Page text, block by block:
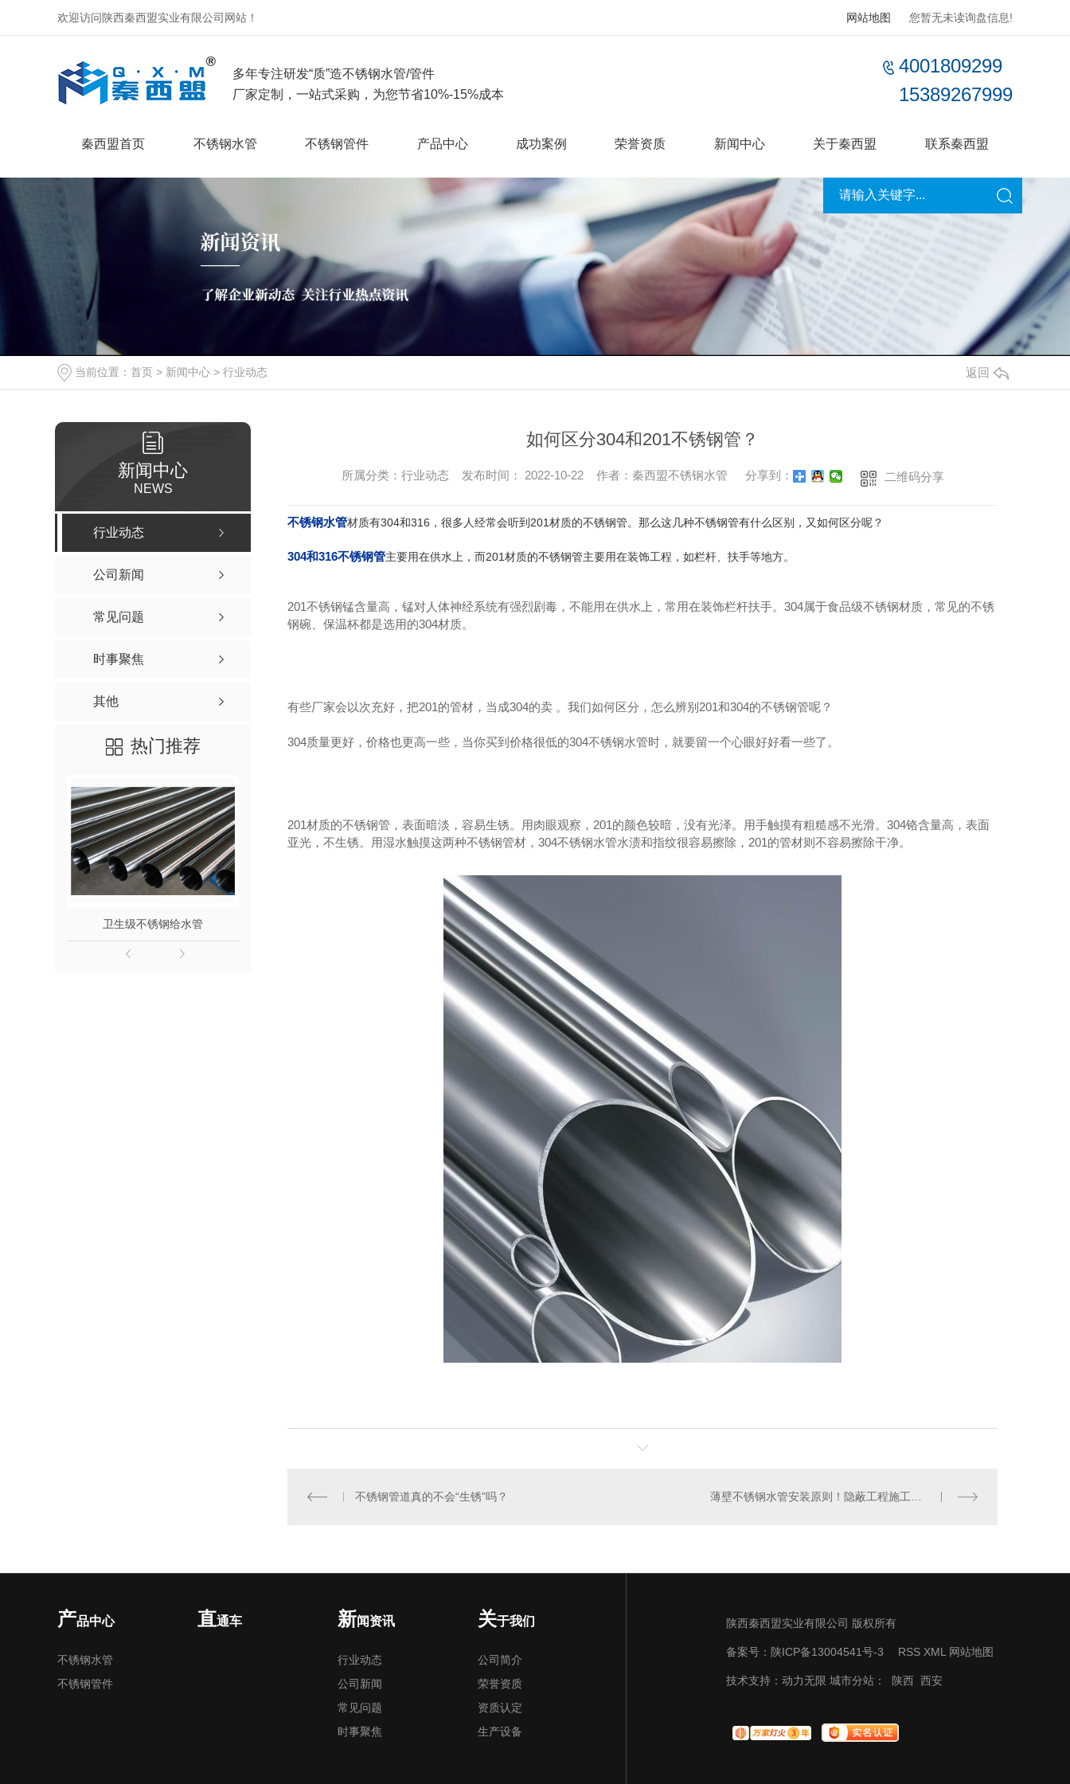
欢迎访问陕西秦西盟实业有限公司网站！ 您暂无未读询盘信息!
网站地图
多年专注研发“质”造不锈钢水管/管件
厂家定制，一站式采购，为您节省10%-15%成本
4001809299
15389267999
秦西盟首页 不锈钢水管 不锈钢管件 产品中心 成功案例 荣誉资质 新闻中心 关于秦西盟 联系秦西盟
当前位置： 首页 > 新闻中心 > 行业动态 返回
新闻中心
NEWS
行业动态
公司新闻
常见问题
时事聚焦
其他
热门推荐
卫生级不锈钢给水管 不锈钢水管
如何区分304和201不锈钢管？
所属分类：行业动态 发布时间： 2022-10-22 作者：秦西盟不锈钢水管 分享到： 二维码分享
不锈钢水管材质有304和316，很多人经常会听到201材质的不锈钢管。那么这几种不锈钢管有什么区别，又如何区分呢？
304和316不锈钢管主要用在供水上，而201材质的不锈钢管主要用在装饰工程，如栏杆、扶手等地方。
201不锈钢锰含量高，锰对人体神经系统有强烈剧毒，不能用在供水上，常用在装饰栏杆扶手。304属于食品级不锈钢材质，常见的不锈
钢碗、保温杯都是选用的304材质。
有些厂家会以次充好，把201的管材，当成304的卖 。我们如何区分，怎么辨别201和304的不锈钢管呢？
304质量更好，价格也更高一些，当你买到价格很低的304不锈钢水管时，就要留一个心眼好好看一些了。
201材质的不锈钢管，表面暗淡，容易生锈。用肉眼观察，201的颜色较暗，没有光泽。用手触摸有粗糙感不光滑。304铬含量高，表面
亚光，不生锈。用湿水触摸这两种不锈钢管材，304不锈钢水管水渍和指纹很容易擦除，201的管材则不容易擦除干净。
不锈钢管道真的不会“生锈”吗？ 薄壁不锈钢水管安装原则！隐蔽工程施工不可马虎
产品中心
不锈钢水管
不锈钢管件
直通车 新闻资讯
行业动态
公司新闻
常见问题
时事聚焦
关于我们
公司简介
荣誉资质
资质认定
生产设备
陕西秦西盟实业有限公司 版权所有
备案号： 陕ICP备13004541号-3 RSS XML 网站地图
技术支持： 动力无限 城市分站： 陕西 西安